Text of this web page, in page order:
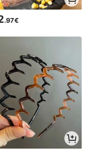
.97€